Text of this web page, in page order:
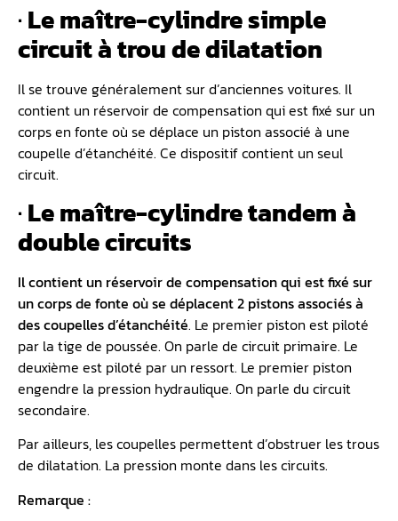
·Le maître-cylindre simple
circuit à trou de dilatation
Il se trouve généralement sur d’anciennes voitures. Il
contient un réservoir de compensation qui est fixé sur un
corps en fonte où se déplace un piston associé à une
coupelle d’étanchéité. Ce dispositif contient un seul
circuit.
·Le maître-cylindre tandem à
double circuits
Il contient un réservoir de compensation qui est fixé sur
un corps de fonte où se déplacent 2 pistons associés à
des coupelles d’étanchéité. Le premier piston est piloté
par la tige de poussée. On parle de circuit primaire. Le
deuxième est piloté par un ressort. Le premier piston
engendre la pression hydraulique. On parle du circuit
secondaire.
Par ailleurs, les coupelles permettent d’obstruer les trous
de dilatation. La pression monte dans les circuits.
Remarque :